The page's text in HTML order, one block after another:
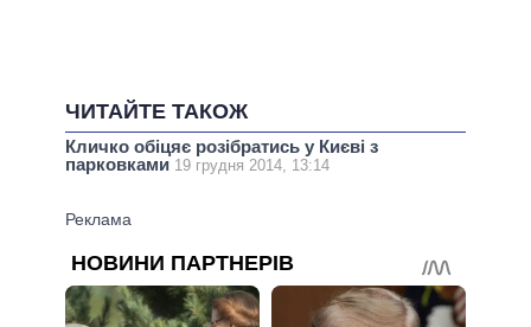
ЧИТАЙТЕ ТАКОЖ
Кличко обіцяє розібратись у Києві з
парковками 19 грудня 2014, 13:14